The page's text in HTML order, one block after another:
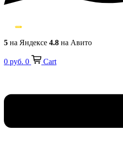
5 на Яндексе 4.8 на Авито
0 руб. 0 Cart